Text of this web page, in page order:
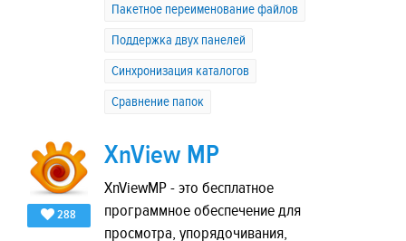
Пакетное переименование файлов
Поддержка двух панелей
Синхронизация каталогов
Сравнение папок
288
XnView MP
XnViewMP - это бесплатное
программное обеспечение для
просмотра, упорядочивания,